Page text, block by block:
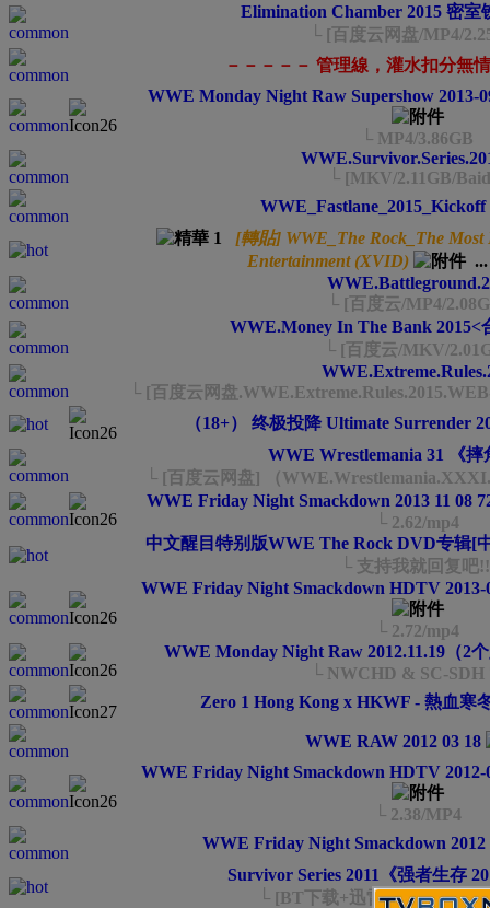
Elimination Chamber 2015 密室
└ [百度云网盘/MP4/
－－－－－ 管理線，灌水扣分無
WWE Monday Night Raw Supershow 2013-
└ MP4/3.86GB
└ [MKV/2.11GB/
WWE_Fastlane_2015_Kickoff
[轉貼] WWE_The Rock_The
Entertainment (XVID)
└ [百度云/MP4/
WWE.Money In The Bank 2015<
└ [百度云/MKV/
└ [百度云网盘
（18+） 终极投降 Ultimate Surrender
WWE Wrestlemania 31 《摔
└ [百度云网盘] （
WWE Friday Night Smackdown 2013 11 08
└ 2.62/mp4
中文醒目特别版WWE The Rock DVD专辑[
└ 支持我就回复吧
WWE Friday Night Smackdown HDTV 2013-
└ 2.72/mp4
WWE Monday Night Raw 2012.11.19（2
└ NWCHD & SC-SDH
Zero 1 Hong Kong x HKWF - 熱血寒
WWE RAW 2012 03 18
WWE Friday Night Smackdown HDTV 2012-
└ 2.38/MP4
WWE Friday Night Smackdown 2012
Survivor Series 2011《强者生存
└ [BT下载+迅雷下载